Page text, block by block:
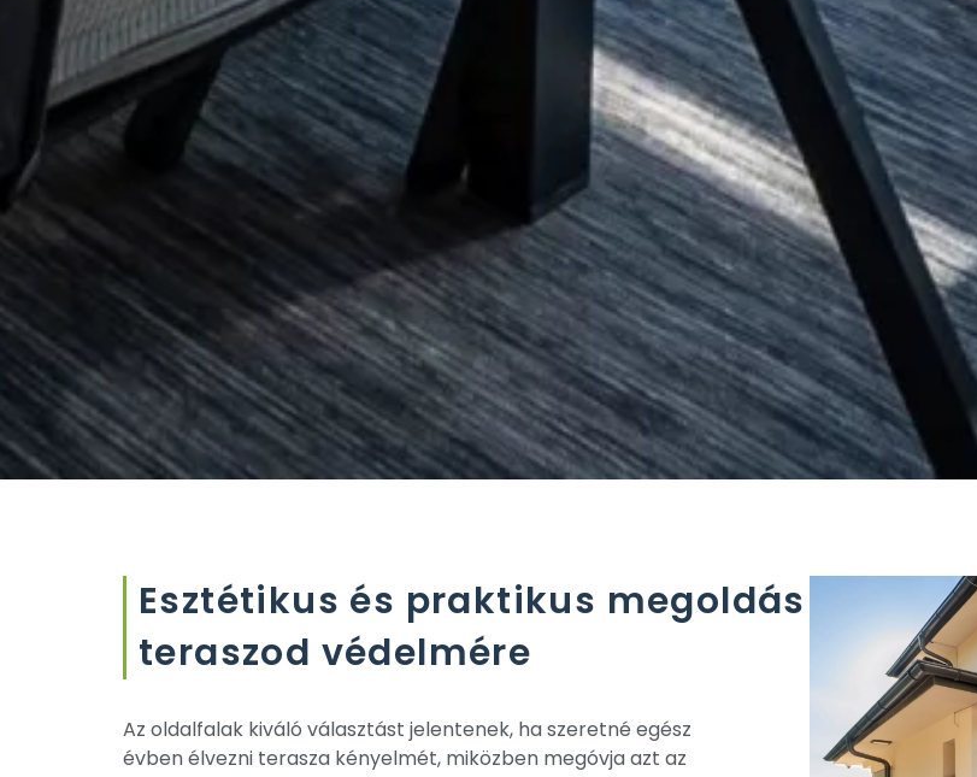
Esztétikus és praktikus megoldás
teraszod védelmére
Az oldalfalak kiváló választást jelentenek, ha szeretné egész
évben élvezni terasza kényelmét, miközben megóvja azt az